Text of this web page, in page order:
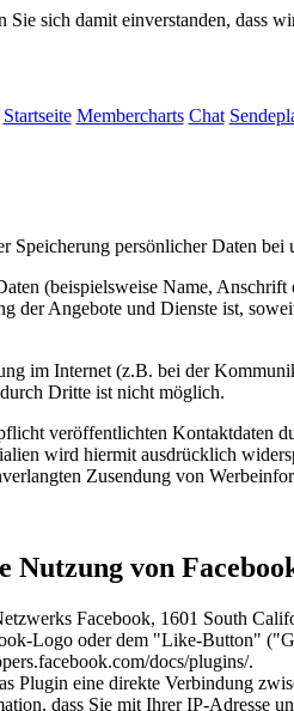
sich damit einverstanden, dass
Startseite Membercharts Chat
Speicherung persönlicher Daten bei
(beispielsweise Name,
Angebote und Dienste ist,
im Internet (z.B. bei der
Dritte ist nicht möglich.
veröffentlichten Kontaktdaten
wird hiermit ausdrücklich
Zusendung von
Nutzung von
Facebook, 1601 South
Logo oder dem "Like-Button"
docs/plugins/.
Plugin eine direkte Verbindung
dass Sie mit Ihrer IP-Adresse